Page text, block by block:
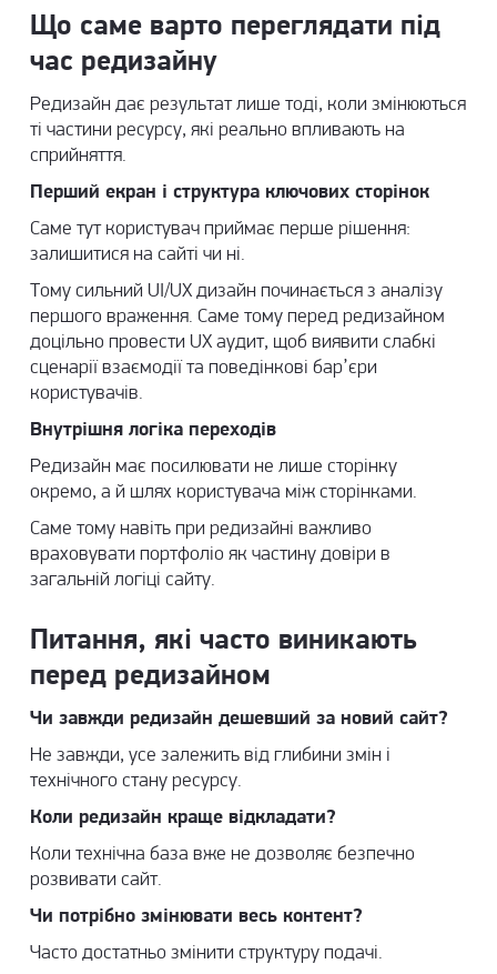
Що саме варто переглядати під
час редизайну
Редизайн дає результат лише тоді, коли змінюються
ті частини ресурсу, які реально впливають на
сприйняття.
Перший екран і структура ключових сторінок
Саме тут користувач приймає перше рішення:
залишитися на сайті чи ні.
Тому сильний UI/UX дизайн починається з аналізу
першого враження. Саме тому перед редизайном
доцільно провести UX аудит, щоб виявити слабкі
сценарії взаємодії та поведінкові бар’єри
користувачів.
Внутрішня логіка переходів
Редизайн має посилювати не лише сторінку
окремо, а й шлях користувача між сторінками.
Саме тому навіть при редизайні важливо
враховувати портфоліо як частину довіри в
загальній логіці сайту.
Питання, які часто виникають
перед редизайном
Чи завжди редизайн дешевший за новий сайт?
Не завжди, усе залежить від глибини змін і
технічного стану ресурсу.
Коли редизайн краще відкладати?
Коли технічна база вже не дозволяє безпечно
розвивати сайт.
Чи потрібно змінювати весь контент?
Часто достатньо змінити структуру подачі.